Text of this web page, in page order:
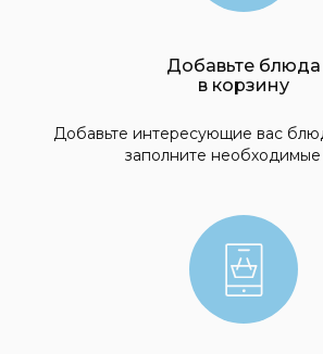
Добавьте блюда
в корзину
Добавьте интересующие вас
заполните необходимые
ИРКУТСК, СОЛНЕЧНЫЙ МКР-
ДЫБОВСКОГО, 4
контакты
EPIFANACLUB@GMAIL.COM